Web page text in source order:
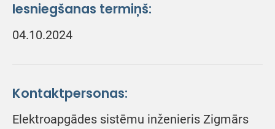
Iesniegšanas termiņš:
04.10.2024
Kontaktpersonas:
Elektroapgādes sistēmu inženieris Zigmārs